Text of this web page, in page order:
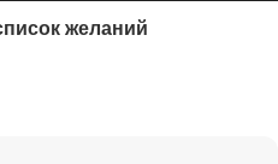
желаний